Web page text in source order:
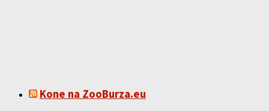
Kone na ZooBurza.eu